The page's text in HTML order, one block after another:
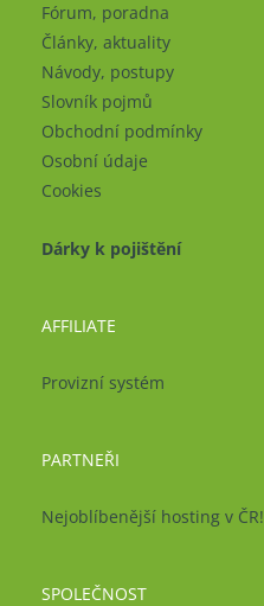
Fórum, poradna
Články, aktuality
Návody, postupy
Slovník pojmů
Obchodní podmínky
Osobní údaje
Cookies
Dárky k pojištění
AFFILIATE
Provizní systém
PARTNEŘI
Nejoblíbenější hosting v ČR!
SPOLEČNOST